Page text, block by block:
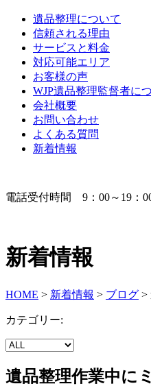
遺品整理について
信頼される理由
サービスと料金
対応可能エリア
お客様の声
WJP遺品整理監督者に
会社概要
お問い合わせ
よくある質問
新着情報
電話受付時間 9：00～19：
新着情報
HOME > 新着情報 > ブログ >
カテゴリー:
遺品整理作業中に